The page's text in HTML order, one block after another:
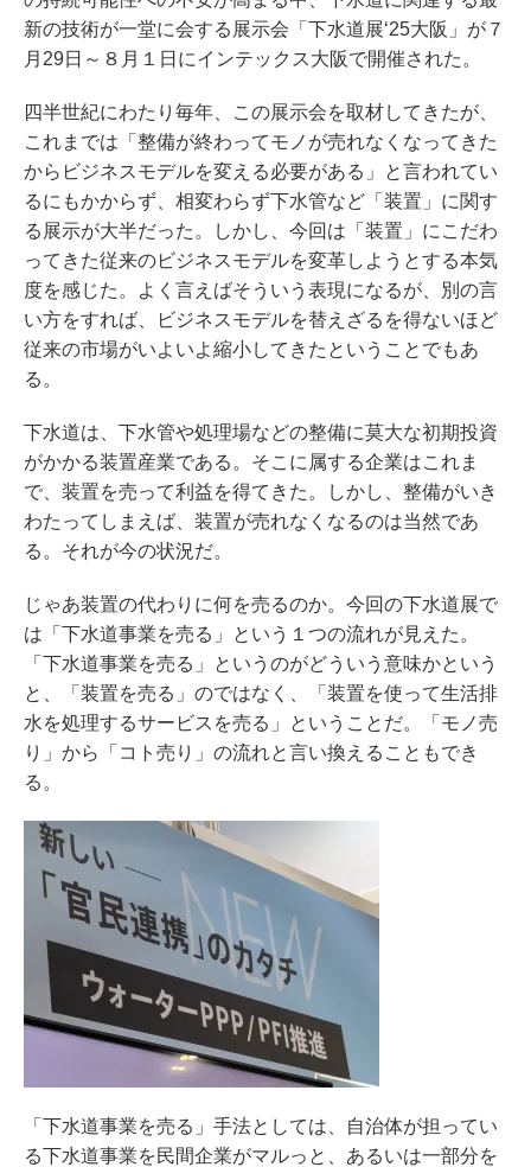
新の技術が一堂に会する展示会「下水道展‘25大阪」が７
月29日～８月１日にインテックス大阪で開催された。
四半世紀にわたり毎年、この展示会を取材してきたが、
これまでは「整備が終わってモノが売れなくなってきた
からビジネスモデルを変える必要がある」と言われてい
るにもかからず、相変わらず下水管など「装置」に関す
る展示が大半だった。しかし、今回は「装置」にこだわ
ってきた従来のビジネスモデルを変革しようとする本気
度を感じた。よく言えばそういう表現になるが、別の言
い方をすれば、ビジネスモデルを替えざるを得ないほど
従来の市場がいよいよ縮小してきたということでもあ
る。
下水道は、下水管や処理場などの整備に莫大な初期投資
がかかる装置産業である。そこに属する企業はこれま
で、装置を売って利益を得てきた。しかし、整備がいき
わたってしまえば、装置が売れなくなるのは当然であ
る。それが今の状況だ。
じゃあ装置の代わりに何を売るのか。今回の下水道展で
は「下水道事業を売る」という１つの流れが見えた。
「下水道事業を売る」というのがどういう意味かという
と、「装置を売る」のではなく、「装置を使って生活排
水を処理するサービスを売る」ということだ。「モノ売
り」から「コト売り」の流れと言い換えることもでき
る。
「下水道事業を売る」手法としては、自治体が担ってい
る下水道事業を民間企業がマルっと、あるいは一部分を